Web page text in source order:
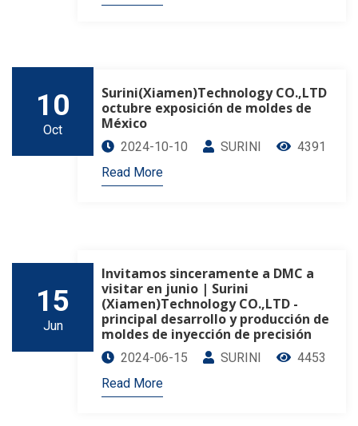
10
Oct
Surini(Xiamen)Technology CO.,LTD
octubre exposición de moldes de
México
2024-10-10 SURINI
4391
Read More
15
Jun
Invitamos sinceramente a DMC a
visitar en junio | Surini
(Xiamen)Technology CO.,LTD -
principal desarrollo y producción de
moldes de inyección de precisión
2024-06-15 SURINI
4453
Read More